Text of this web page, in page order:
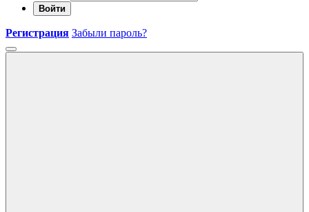
Войти
Регистрация Забыли пароль?